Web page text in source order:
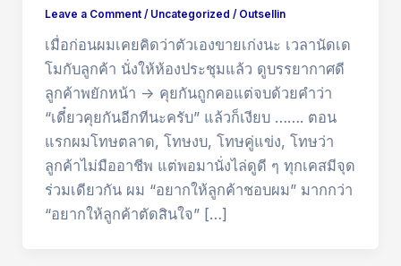
Leave a Comment / Uncategorized / Outsellin
เมื่อก่อนผมเคยคิดว่าตัวเองขายเก่งนะ เวลานัดเด
โมกับลูกค้า นั่งให้ห้องประชุมแล้ว ดูบรรยากาศดี
ลูกค้าพยักหน้า -> คุยกันถูกคอแต่จบด้วยคำว่า
“เดี๋ยวคุยกันอีกทีนะครับ” แล้วก็เงียบ ……. ตอน
แรกผมโทษตลาด, โทษงบ, โทษคู่แข่ง, โทษว่า
ลูกค้าไม่มืออาชีพ แต่พอมานั่งไล่ดูดี ๆ ทุกเคสมีจุด
ร่วมเดียวกัน ผม “อยากให้ลูกค้าชอบผม” มากกว่า
“อยากให้ลูกค้าตัดสินใจ” […]